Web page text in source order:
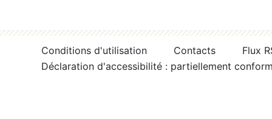
Conditions d'utilisation Contacts
Flux
Déclaration d'accessibilité : partiellement